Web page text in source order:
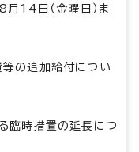
14日（金曜日）ま
の追加給付につい
臨時措置の延長につ